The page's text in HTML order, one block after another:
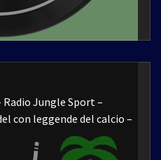
Jungle Sport –
con leggende del calcio –